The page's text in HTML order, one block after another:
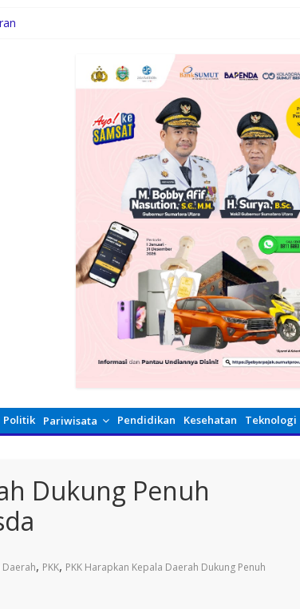
dan Cegah Balap Liar
Dukung Lahirnya Tenaga Kesehatan
Politik Pariwisata Pendidikan Kesehatan Teknologi
Dukung Penuh
Daerah, PKK, PKK Harapkan Kepala Daerah Dukung Penuh